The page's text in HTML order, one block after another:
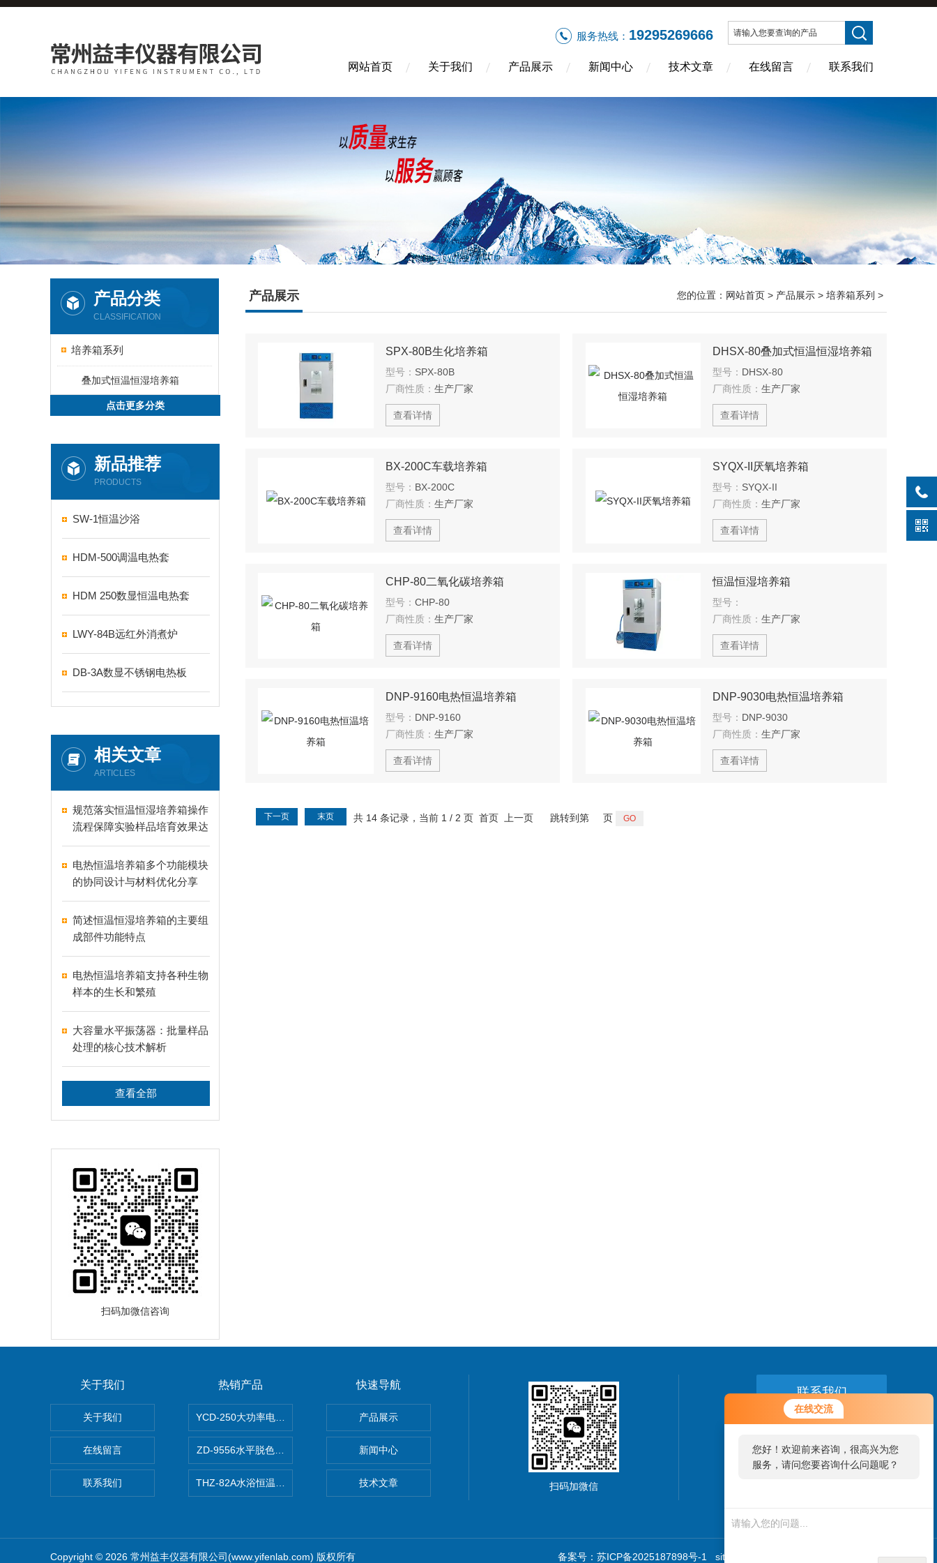
在线交流
您好！欢迎前来咨询，很高兴为您
服务，请问您要咨询什么问题呢？
服务热线： 19295269666
网站首页 关于我们 产品展示 新闻中心 技术文章 在线留言 联系我们
产品分类
CLASSIFICATION
培养箱系列
叠加式恒温恒湿培养箱
点击更多分类
新品推荐
PRODUCTS
SW-1恒温沙浴
HDM-500调温电热套
HDM 250数显恒温电热套
LWY-84B远红外消煮炉
DB-3A数显不锈钢电热板
相关文章
ARTICLES
规范落实恒温恒湿培养箱操作
流程保障实验样品培育效果达
标
电热恒温培养箱多个功能模块
的协同设计与材料优化分享
简述恒温恒湿培养箱的主要组
成部件功能特点
电热恒温培养箱支持各种生物
样本的生长和繁殖
大容量水平振荡器：批量样品
处理的核心技术解析
查看全部
扫码加微信咨询
产品展示 您的位置： 网站首页 > 产品展示 > 培养箱系列 >
SPX-80B生化培养箱
型号： SPX-80B
厂商性质： 生产厂家
查看详情
DHSX-80叠加式恒温恒湿培养箱
型号： DHSX-80
厂商性质： 生产厂家
查看详情
BX-200C车载培养箱
型号： BX-200C
厂商性质： 生产厂家
查看详情
SYQX-II厌氧培养箱
型号： SYQX-II
厂商性质： 生产厂家
查看详情
CHP-80二氧化碳培养箱
型号： CHP-80
厂商性质： 生产厂家
查看详情
恒温恒湿培养箱
型号：
厂商性质： 生产厂家
查看详情
DNP-9160电热恒温培养箱
型号： DNP-9160
厂商性质： 生产厂家
查看详情
DNP-9030电热恒温培养箱
型号： DNP-9030
厂商性质： 生产厂家
查看详情
共 14 条记录，当前 1 / 2 页 首页 上一页
下一页 末页 跳转到第 页
关于我们
关于我们
在线留言
联系我们
热销产品
YCD-250大功率电动搅拌器/无刷恒速搅拌器
ZD-9556水平脱色摇床/振荡器
THZ-82A水浴恒温振荡器/恒温摇床
快速导航
产品展示
新闻中心
技术文章 扫码加微信
联系我们
24小时热线：
19295269666
Copyright © 2026 常州益丰仪器有限公司(www.yifenlab.com) 版权所有 备案号：苏ICP备2025187898号-1 sitemap.xml 管理登